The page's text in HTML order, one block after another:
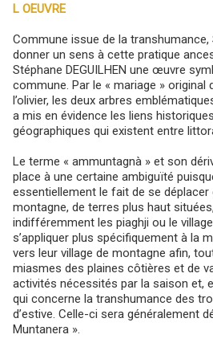
L OEUVRE
Commune issue de la transhumance,
donner un sens à cette pratique
Stéphane DEGUILHEN une œuvre
commune. Par le « mariage » original
l’olivier, les deux arbres
a mis en évidence les liens
géographiques qui existent entre
Le terme « ammuntagnà » et son
place à une certaine ambiguïté
essentiellement le fait de se déplacer
montagne, de terres plus haut
indifféremment les piaghji ou le village
s’appliquer plus spécifiquement à la
vers leur village de montagne afin,
miasmes des plaines côtières et de
activités nécessités par la saison et,
qui concerne la transhumance des
d’estive. Celle-ci sera généralement
Muntanera ».